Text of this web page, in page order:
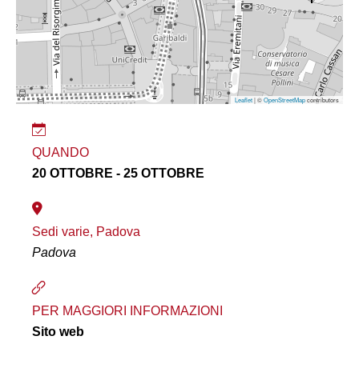
Leaflet| ©OpenStreetMapcontributors
QUANDO
20 OTTOBRE - 25 OTTOBRE
Sedi varie, Padova
Padova
PER MAGGIORI INFORMAZIONI
Sito web